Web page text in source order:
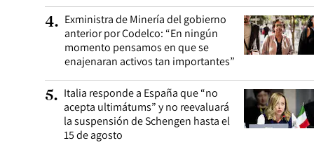
4. Exministra de Minería del gobierno
anterior por Codelco: “En ningún
momento pensamos en que se
enajenaran activos tan importantes”
5. Italia responde a España que “no
acepta ultimátums” y no reevaluará
la suspensión de Schengen hasta el
15 de agosto